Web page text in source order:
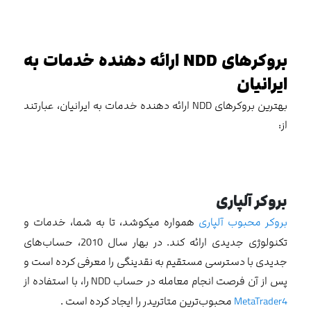
بروکرهای NDD ارائه دهنده خدمات به
ایرانیان
بهترین بروکرهای NDD ارائه دهنده خدمات به ایرانیان، عبارتند
از:
بروکر آلپاری
بروکر محبوب آلپاری همواره ميکوشد، تا به شما، خدمات و
تکنولوژی جديدی ارائه کند. در بهار سال 2010، حساب‌های
جديدی با دسترسی مستقيم به نقدينگی را معرفی کرده است و
پس از آن فرصت انجام معامله در حساب NDD را، با استفاده از
MetaTrader4 محبوب‌ترين متاتريدر را ایجاد کرده است .